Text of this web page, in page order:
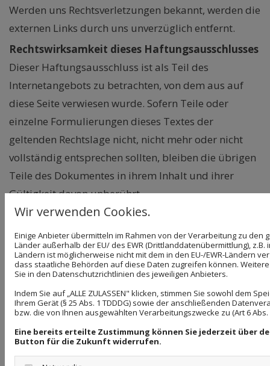
Werden uns Rechtsverletzungen bekannt, werden die
externen Links durch uns unverzüglich entfernt.
Rechtswirksamkeit dieses Haftungsausschlusses
Dieser Haftungsausschluss ist als Teil des
Internetangebots zu betrachten, von dem aus auf
diese Seite verwiesen wurde. Sofern Teile oder
einzelne Formulierungen dieses Textes der
geltenden Rechtslage nicht, nicht mehr oder nicht
vollständig entsprechen sollten, bleiben die übrigen
Teile des Dokumentes in ihrem Inhalt und ihrer
Gültigkeit davon unberührt.
Wir bemühen uns, unsere digitalen Inhalte
barrierefrei im Sinne des BFSG sowie der
(BITV) anzubieten. Sollten Sie dennoch auf Barrieren
stoßen, wenden Sie sich bitte an info@bmv-
pruessmeier.de.
Wir verwenden Cookies.
Einige Anbieter übermitteln im Rahmen von der Verarbeitung zu den
Länder außerhalb der EU/ des EWR (Drittlanddatenübermittlung),
Ländern ist möglicherweise nicht mit dem in den EU-/EWR-Ländern
dass staatliche Behörden auf diese Daten zugreifen können.
Sie in den Datenschutzrichtlinien des jeweiligen Anbieters.
Indem Sie auf „ALLE ZULASSEN" klicken, stimmen Sie sowohl dem
Ihrem Gerät (§ 25 Abs. 1 TDDDG) sowie der anschließenden
bzw. die von Ihnen ausgewählten Verarbeitungszwecke zu (Art 6 Abs.
Eine bereits erteilte Zustimmung können Sie jederzeit über
Button für die Zukunft widerrufen.